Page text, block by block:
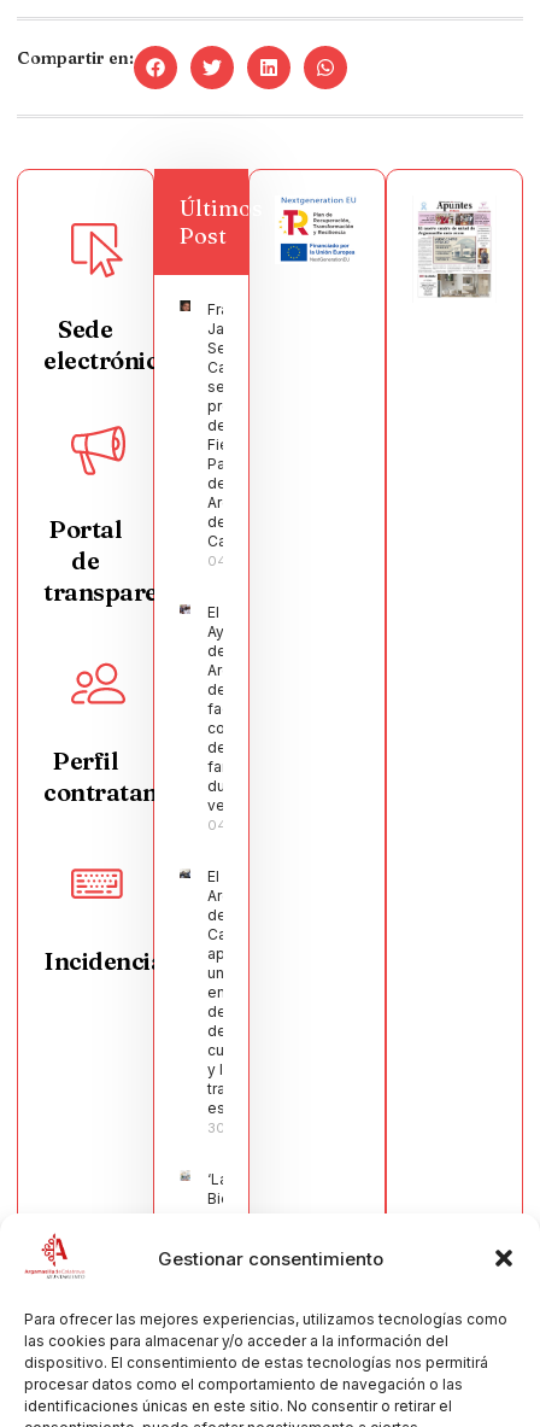
Gestionar consentimiento
Para ofrecer las mejores experiencias, utilizamos tecnologías como
las cookies para almacenar y/o acceder a la información del
dispositivo. El consentimiento de estas tecnologías nos permitirá
procesar datos como el comportamiento de navegación o las
identificaciones únicas en este sitio. No consentir o retirar el
Compartir en:
Sede
electrónica
Portal
de
transparencia
Perfil
contratante
Incidencias
Últimos
Post
Francisco
Javier
Segura
Castellanos
será el
pregonero
de las
Fiestas
Patronales
de
Argamasilla
de
Calatrava
04/08/2026
El
Ayuntamiento
de
Argamasilla
de Calatrava
facilita la
conciliación
de 200
familias
durante el
verano
04/08/2026
El Pleno de
Argamasilla
de
Calatrava
aprueba
una moción
en defensa
del sector
de la
cuchillería
y la navaja
tradicional
española
30/07/2026
‘La
Bienvenida’,
estampa de
de la Virgen
Muñoz
Muñoz,
anuncia las
Fiestas
Patronales
2026